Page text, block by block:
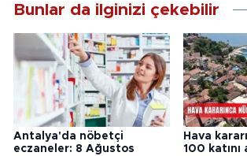
Bunlar da ilginizi çekebilir
Antalya'da nöbetçi
eczaneler: 8 Ağustos
Hava
100 katını